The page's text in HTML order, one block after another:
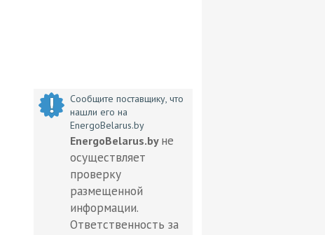
Сообщите поставщику, что
нашли его на
EnergoBelarus.by
EnergoBelarus.by не
осуществляет
проверку
размещенной
информации.
Ответственность за